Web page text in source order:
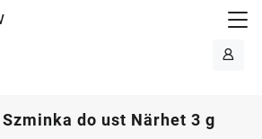
do ust Närhet 3 g